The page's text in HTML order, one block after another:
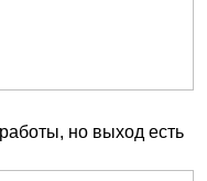
но выход есть